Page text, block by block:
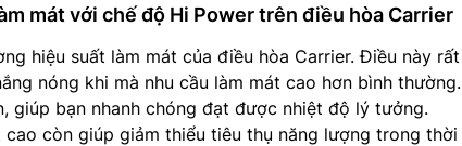
mát với chế độ Hi Power trên điều hòa Carrier
hiệu suất làm mát của điều hòa Carrier. Điều này rất
nóng khi mà nhu cầu làm mát cao hơn bình thường.
giúp bạn nhanh chóng đạt được nhiệt độ lý tưởng.
cao còn giúp giảm thiểu tiêu thụ năng lượng trong thời